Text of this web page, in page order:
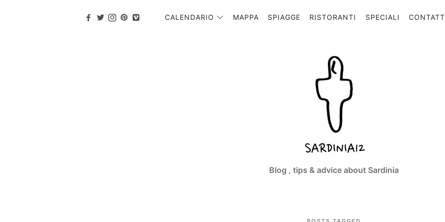
Sardinia12
Blog , tips & advice about Sardinia
CALENDARIO MAPPA SPIAGGE RISTORANTI SPECIALI